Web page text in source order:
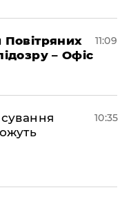
Повітряних
– Офіс
11:09
10:35